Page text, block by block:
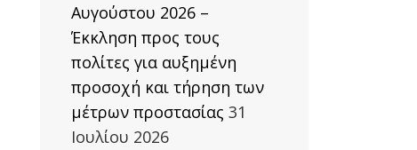
Αυγούστου 2026 –
Έκκληση προς τους
πολίτες για αυξημένη
προσοχή και τήρηση των
μέτρων προστασίας 31
Ιουλίου 2026